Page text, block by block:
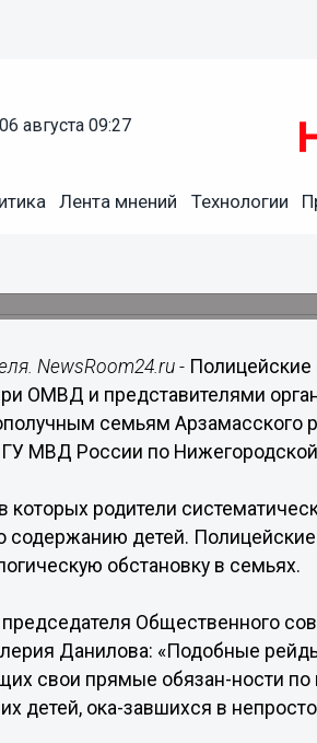
августа 09:27
Лента мнений Технологии
NewsRoom24.ru -
ОМВД и представителями
семьям Арзамасского
МВД России по Нижегородской
родители
содержанию детей.
обстановку в семьях.
Общественного
Данилова: «Подобные
свои прямые обязан-ности
детей, ока-завшихся в